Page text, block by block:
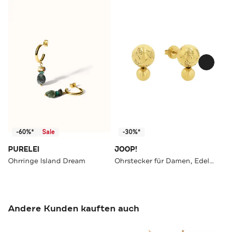
-60%* Sale
PURELEI
Ohrringe Island Dream
-30%*
JOOP!
Ohrstecker für Damen, Edelstahl
Andere Kunden kauften auch